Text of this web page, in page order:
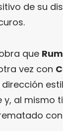
de su
que
vez con
y, al mismo